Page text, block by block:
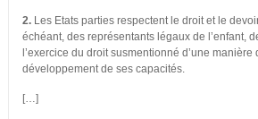
2.Les Etats parties respectent le droit et le
échéant, des représentants légaux de l’enfant,
l’exercice du droit susmentionné d’une
développement de ses capacités.
[…]